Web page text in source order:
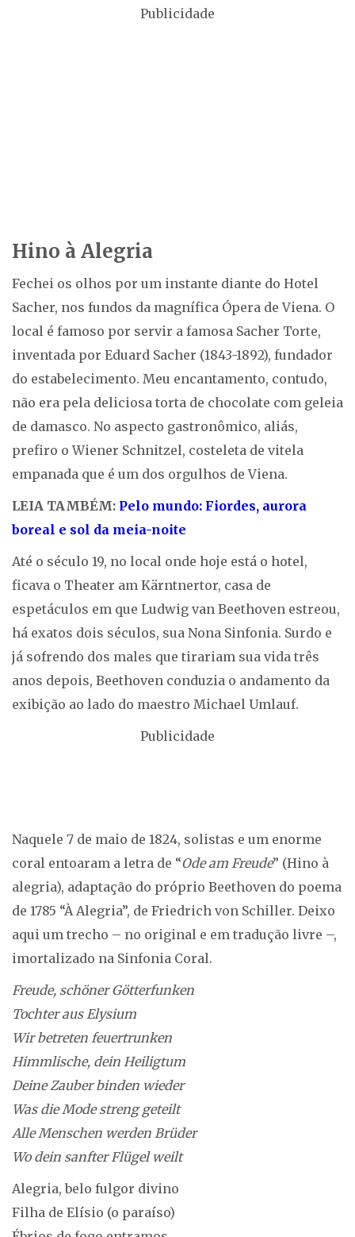
Publicidade
Hino à Alegria
Fechei os olhos por um instante diante do Hotel
Sacher, nos fundos da magnífica Ópera de Viena. O
local é famoso por servir a famosa Sacher Torte,
inventada por Eduard Sacher (1843-1892), fundador
do estabelecimento. Meu encantamento, contudo,
não era pela deliciosa torta de chocolate com geleia
de damasco. No aspecto gastronômico, aliás,
prefiro o Wiener Schnitzel, costeleta de vitela
empanada que é um dos orgulhos de Viena.
LEIA TAMBÉM: Pelo mundo: Fiordes, aurora
boreal e sol da meia-noite
Até o século 19, no local onde hoje está o hotel,
ficava o Theater am Kärntnertor, casa de
espetáculos em que Ludwig van Beethoven estreou,
há exatos dois séculos, sua Nona Sinfonia. Surdo e
já sofrendo dos males que tirariam sua vida três
anos depois, Beethoven conduzia o andamento da
exibição ao lado do maestro Michael Umlauf.
Publicidade
Naquele 7 de maio de 1824, solistas e um enorme
coral entoaram a letra de “Ode am Freude” (Hino à
alegria), adaptação do próprio Beethoven do poema
de 1785 “À Alegria”, de Friedrich von Schiller. Deixo
aqui um trecho – no original e em tradução livre –,
imortalizado na Sinfonia Coral.
Freude, schöner Götterfunken
Tochter aus Elysium
Wir betreten feuertrunken
Himmlische, dein Heiligtum
Deine Zauber binden wieder
Was die Mode streng geteilt
Alle Menschen werden Brüder
Wo dein sanfter Flügel weilt
Alegria, belo fulgor divino
Filha de Elísio (o paraíso)